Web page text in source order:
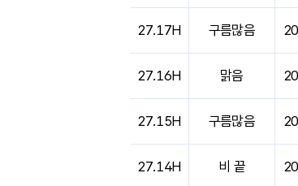
27.17H 구름많음
27.16H 맑음
27.15H 구름많음
27.14H 비 끝